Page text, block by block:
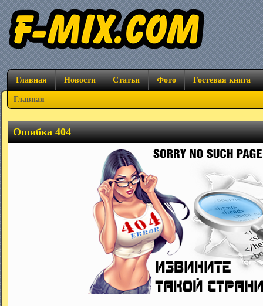
Главная Новости Статьи Фото Гостевая книга
Главная
Ошибка 404